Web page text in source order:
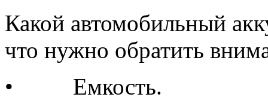
Какой автомобильный
что нужно обратить
• Емкость.